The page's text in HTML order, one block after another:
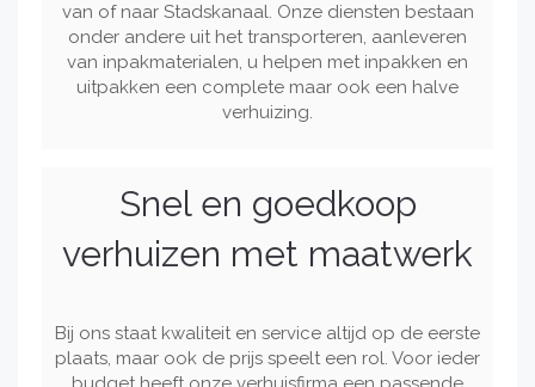
van of naar Stadskanaal. Onze diensten bestaan
onder andere uit het transporteren, aanleveren
van inpakmaterialen, u helpen met inpakken en
uitpakken een complete maar ook een halve
verhuizing.
Snel en goedkoop
verhuizen met maatwerk
Bij ons staat kwaliteit en service altijd op de eerste
plaats, maar ook de prijs speelt een rol. Voor ieder